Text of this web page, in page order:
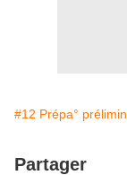
#12 Prépa°
Partager